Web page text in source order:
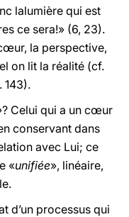
lalumière qui est
ce sera!» (6, 23).
la perspective,
on lit la réalité (cf.
143).
? Celui qui a un cœur
conservant dans
avec Lui; ce
«unifiée», linéaire,
d’un processus qui